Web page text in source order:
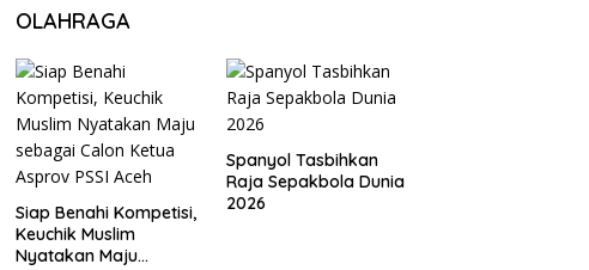
OLAHRAGA
Siap Benahi Kompetisi,
Keuchik Muslim
Nyatakan Maju
Spanyol Tasbihkan
Raja Sepakbola Dunia
2026